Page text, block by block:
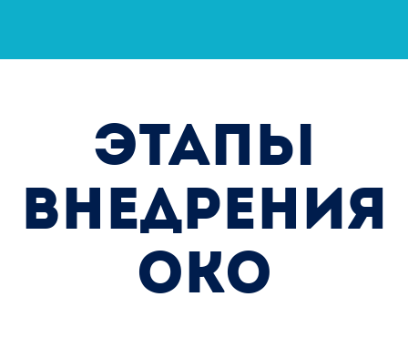
ЭТАПЫ
ВНЕДРЕНИЯ
ОКО